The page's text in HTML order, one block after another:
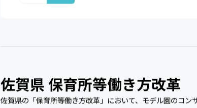
佐賀県 保育所等働き方改革
佐賀県の「保育所等働き方改革」において、モデル園のコ